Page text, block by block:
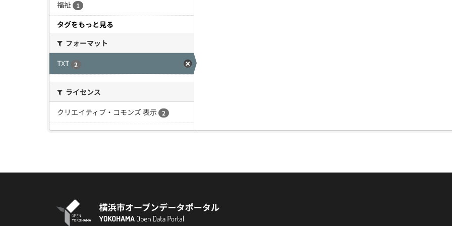
福祉 1
タグをもっと見る
フォーマット
TXT 2
ライセンス
クリエイティブ・コモンズ 表示 2